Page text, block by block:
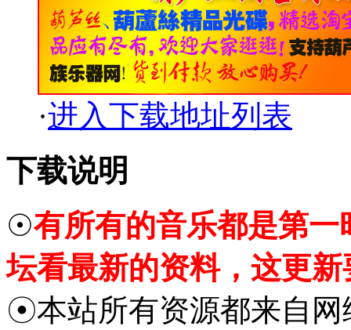
·进入下载地址列表
下载说明
☉有所有的音乐都是第
坛看最新的资料，这更
☉本站所有资源都来自网